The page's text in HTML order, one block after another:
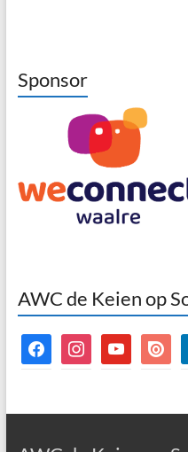
Sponsor
AWC de Keien op
facebookinstagramyoutubeissuu